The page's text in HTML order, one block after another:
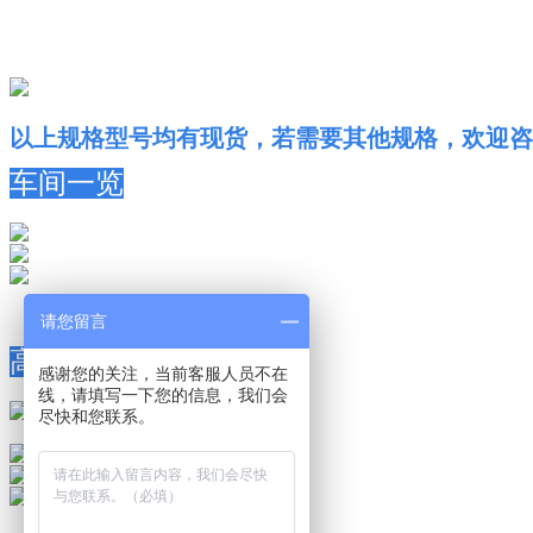
以上规格型号均有现货，若需要其他规格，欢迎
车间一览
高压瓷片电容性能测试
请您留言
感谢您的关注，当前客服人员不在
线，请填写一下您的信息，我们会
尽快和您联系。